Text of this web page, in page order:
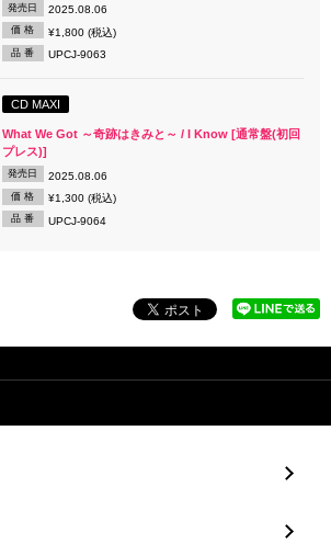
発売日 2025.08.06
価 格 ¥1,800 (税込)
品 番 UPCJ-9063
CD MAXI
What We Got ～奇跡はきみと～ / I Know [通常盤(初回
プレス)]
発売日 2025.08.06
価 格 ¥1,300 (税込)
品 番 UPCJ-9064